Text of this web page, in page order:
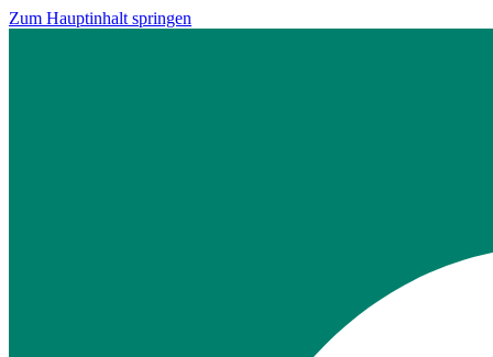
Zum Hauptinhalt springen